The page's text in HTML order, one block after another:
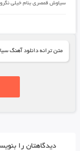
سیاوش قمصری بنام خیلی
متن ترانه دانلود آهنگ
دیدگاهتان را